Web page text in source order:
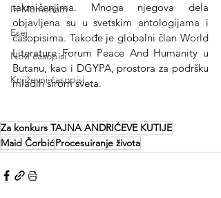
In Memoriam
Esej
Novi časopisi
Književni časopisi
takmičenjima. Mnoga njegova dela
objavljena su u svetskim antologijama i
časopisima. Takođe je globalni član World
Literature Forum Peace And Humanity u
Butanu, kao i DGYPA, prostora za podršku
mladih širom sveta.
Za konkurs TAJNA ANDRIĆEVE KUTIJE
Maid ČorbićProcesuiranje života